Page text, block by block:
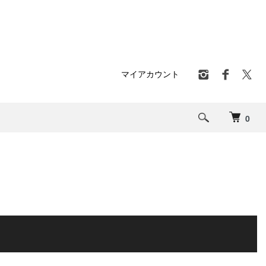
0
マイアカウント